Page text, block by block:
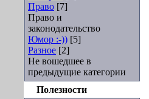
Право [7]
Право и
законодательство
Юмор :-)) [5]
Разное [2]
Не вошедшее в
предыдущие категории
Полезности